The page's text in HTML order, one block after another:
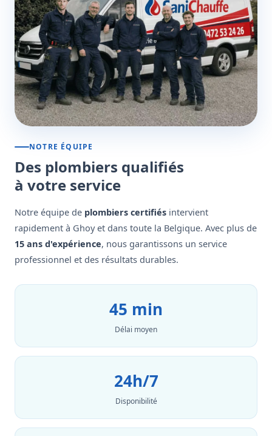
NOTRE ÉQUIPE
Des plombiers qualifiés
à votre service
Notre équipe de plombiers certifiés intervient
rapidement à Ghoy et dans toute la Belgique. Avec plus de
15 ans d'expérience, nous garantissons un service
professionnel et des résultats durables.
45 min
Délai moyen
24h/7
Disponibilité